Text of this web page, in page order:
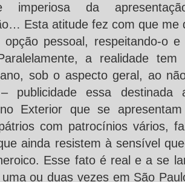
imperiosa da
Esta atitude fez com que me
opção pessoal, respeitando-o
a realidade
sob o aspecto geral, ao
publicidade essa destinada
Exterior que se
com patrocínios vários,
ainda resistem à sensível
Esse fato é real e a se
ou duas vezes em São